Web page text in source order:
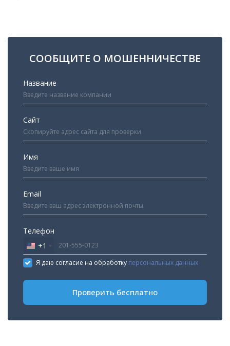
СООБЩИТЕ О МОШЕННИЧЕСТВЕ
Название
Сайт
Имя
Email
Телефон
United
States
+1
+1
Я даю согласие на обработку персональных данных
Проверить бесплатно